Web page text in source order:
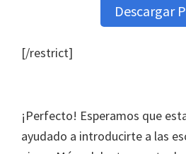
Descargar
[/restrict]
¡Perfecto! Esperamos que
ayudado a introducirte a las